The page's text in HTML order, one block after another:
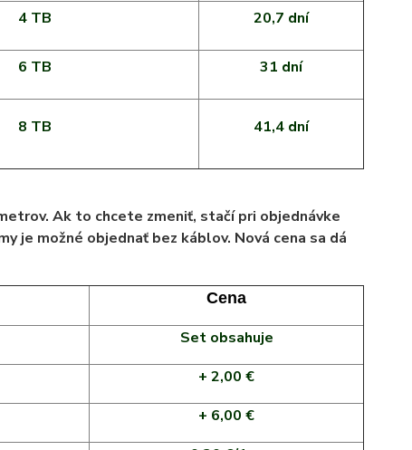
4 TB 20,7 dní
6 TB 31 dní
8 TB 41,4 dní
Ak to chcete zmeniť, stačí pri objednávke
je možné objednať bez káblov. Nová cena sa dá
Cena
Set obsahuje
+ 2,00 €
+ 6,00 €